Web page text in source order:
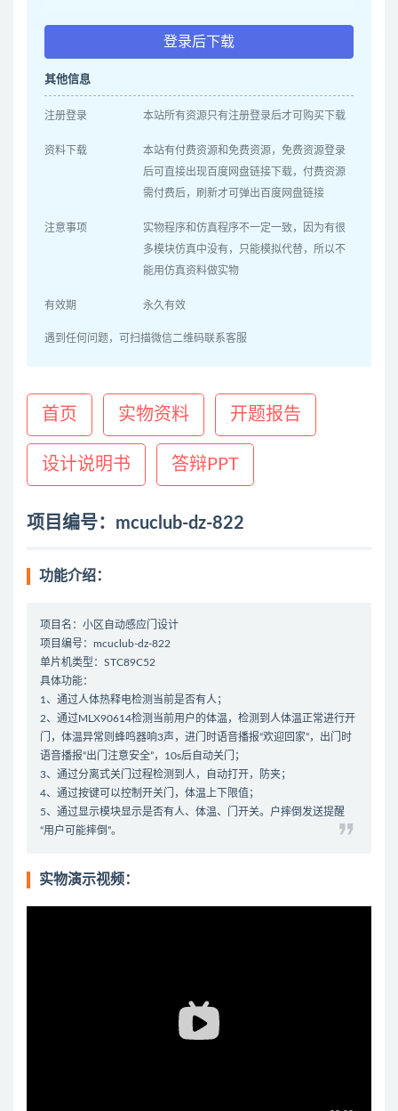
登录后下载
其他信息
注册登录 本站所有资源只有注册登录后才可购买下载
资料下载
本站有付费资源和免费资源，免费资源登录
后可直接出现百度网盘链接下载，付费资源
需付费后，刷新才可弹出百度网盘链接
注意事项
实物程序和仿真程序不一定一致，因为有很
多模块仿真中没有，只能模拟代替，所以不
能用仿真资料做实物
有效期 永久有效
遇到任何问题，可扫描微信二维码联系客服
首页 实物资料 开题报告
设计说明书 答辩PPT
项目编号：mcuclub-dz-822
功能介绍：
项目名：小区自动感应门设计
项目编号：mcuclub-dz-822
单片机类型：STC89C52
具体功能：
1、通过人体热释电检测当前是否有人；
2、通过MLX90614检测当前用户的体温，检测到人体温正常进行开
门，体温异常则蜂鸣器响3声，进门时语音播报“欢迎回家”，出门时
语音播报“出门注意安全”，10s后自动关门；
3、通过分离式关门过程检测到人，自动打开，防夹；
4、通过按键可以控制开关门，体温上下限值；
5、通过显示模块显示是否有人、体温、门开关。户摔倒发送提醒
“用户可能摔倒”。
实物演示视频：